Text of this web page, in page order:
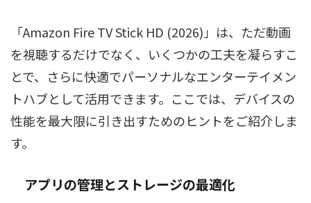
「Amazon Fire TV Stick HD (2026)」は、ただ動画
を視聴するだけでなく、いくつかの工夫を凝らすこ
とで、さらに快適でパーソナルなエンターテイメン
トハブとして活用できます。ここでは、デバイスの
性能を最大限に引き出すためのヒントをご紹介しま
す。
アプリの管理とストレージの最適化